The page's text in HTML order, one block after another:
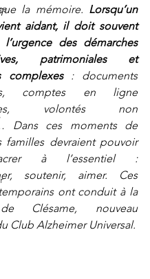
la mémoire. Lorsqu’un
aidant, il doit souvent
des démarches
patrimoniales et
complexes : documents
comptes en ligne
volontés non
Dans ces moments de
familles devraient pouvoir
à l’essentiel :
soutenir, aimer. Ces
ont conduit à la
Clésame, nouveau